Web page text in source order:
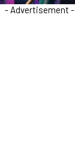
- Advertisement -